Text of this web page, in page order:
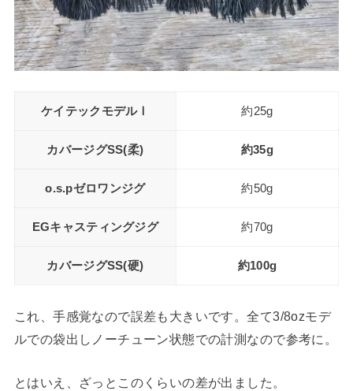
ケイテックモデルⅠ 約25g
カバージグSS(柔) 約35g
o.s.pゼロワンジグ 約50g
EGキャスティングジグ 約70g
カバージグSS(硬) 約100g
これ、手感覚なので誤差も大きいです。全て3/8ozモデ
ルでの袋出しノーチューン状態での計測なので参考に。
とはいえ、ざっとこのくらいの差が出ました。